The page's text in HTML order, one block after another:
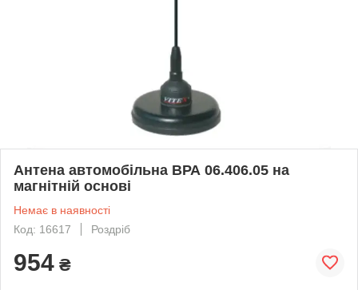
Антена автомобільна ВРА 06.406.05 на
магнітній основі
Немає в наявності
Код: 16617
Роздріб
954 ₴